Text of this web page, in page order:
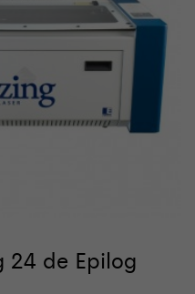
24 de Epilog